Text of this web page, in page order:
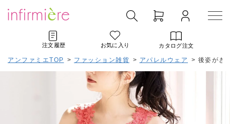
注文履歴 お気に入り カタログ注文
アンファミエTOP > ファッション雑貨 > アパレルウェア > 後姿がき